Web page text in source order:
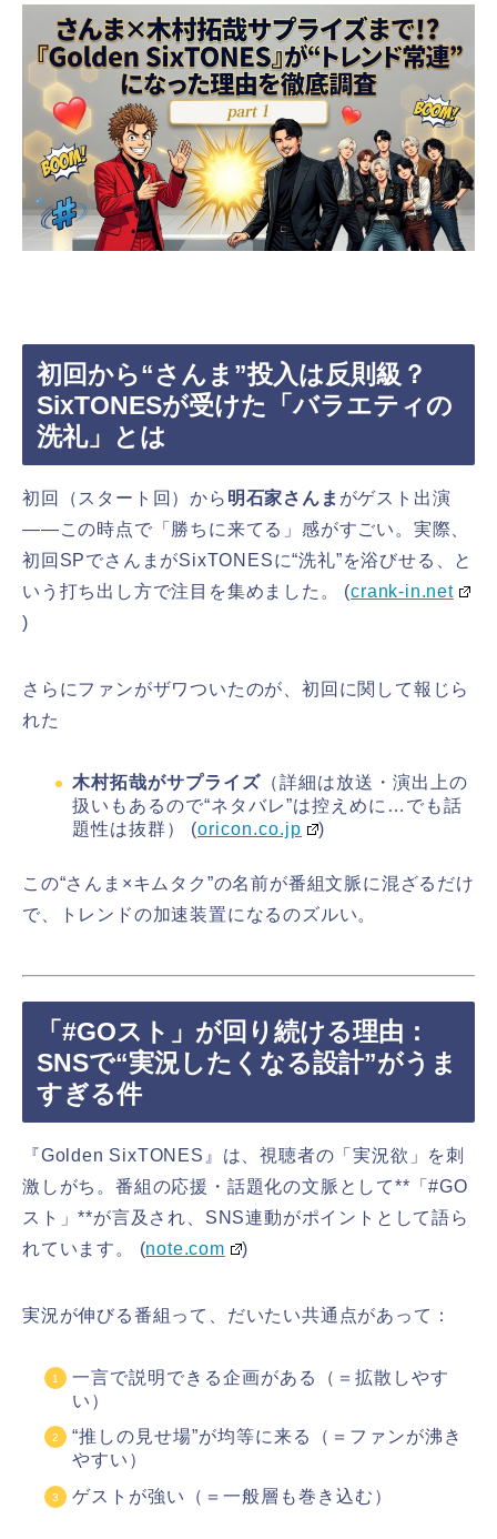
初回から“さんま”投入は反則級？
SixTONESが受けた「バラエティの
洗礼」とは
初回（スタート回）から 明石家さんま がゲスト出演
――この時点で「勝ちに来てる」感がすごい。実際、
初回SPでさんまがSixTONESに“洗礼”を浴びせる、と
いう打ち出し方で注目を集めました。 (crank-in.net
)
さらにファンがザワついたのが、初回に関して報じら
れた
木村拓哉がサプライズ （詳細は放送・演出上の
扱いもあるので“ネタバレ”は控えめに…でも話
題性は抜群） (oricon.co.jp )
この“さんま×キムタク”の名前が番組文脈に混ざるだけ
で、トレンドの加速装置になるのズルい。
「#GOスト」が回り続ける理由：
SNSで“実況したくなる設計”がうま
すぎる件
『Golden SixTONES』は、視聴者の「実況欲」を刺
激しがち。番組の応援・話題化の文脈として**「#GO
スト」**が言及され、SNS連動がポイントとして語ら
れています。 (note.com )
実況が伸びる番組って、だいたい共通点があって：
一言で説明できる企画がある（＝拡散しやす
い）
“推しの見せ場”が均等に来る（＝ファンが沸き
やすい）
ゲストが強い（＝一般層も巻き込む）